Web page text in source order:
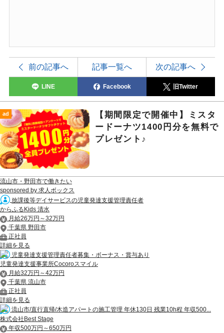
前の記事へ 記事一覧へ 次の記事へ
LINE Facebook 旧Twitter
ad
【期間限定で開催中】ミスタ
ードーナツ1400円分を無料で
プレゼント♪
流山市・野田市で働きたい
sponsored by 求人ボックス
放課後等デイサービスの児童発達支援管理責任者
からふるKids 清水
月給26万円～32万円
千葉県 野田市
正社員
詳細を見る
児童発達支援管理責任者募集・ボーナス・賞与あり
児童発達支援事業所Cocoroスマイル
月給32万円～42万円
千葉県 流山市
正社員
詳細を見る
流山市/直行直帰/木造アパートの施工管理 年休130日 残業10h程 年収500...
株式会社Best Stage
年収500万円～650万円